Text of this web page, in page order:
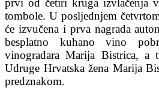
prvi od četiri kruga izvlačenja
tombole. U posljednjem
će izvučena i prva nagrada
besplatno kuhano vino
vinogradara Marija Bistrica,
Udruge Hrvatska žena Marija
predznakom.